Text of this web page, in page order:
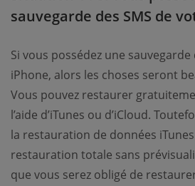
sauvegarde des SMS de
Si vous possédez une sauvegarde
iPhone, alors les choses seront
Vous pouvez restaurer
l’aide d’iTunes ou d’iCloud.
la restauration de données
restauration totale sans
que vous serez obligé de